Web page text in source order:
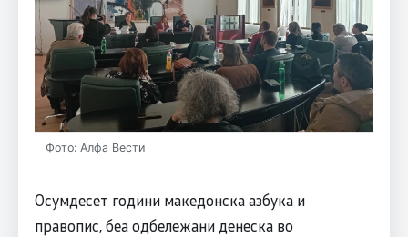
Фото: Алфа Вести
Осумдесет години македонска азбука и
правопис, беа одбележани денеска во